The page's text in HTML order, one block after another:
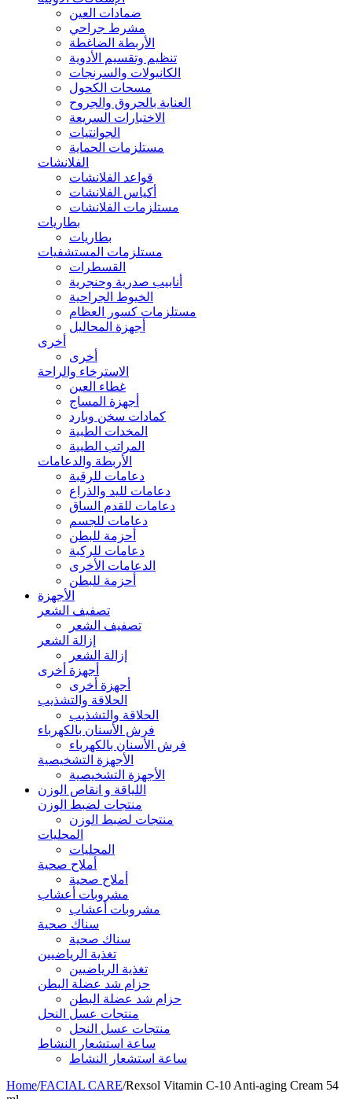
ضمادات العين
مشرط جراحي
الأربطة الضاغطة
تنظيم وتقسيم الأدوية
الكانيولات والسرنجات
مسحات الكحول
العناية بالحروق والجروح
الاختبارات السريعة
الجوانتيات
مستلزمات الحماية
الفلانشات
قواعد الفلانشات
أكياس الفلانشات
مستلزمات الفلانشات
بطاريات
بطاريات
مستلزمات المستشفيات
القسطرات
أنابيب صدرية وحنجرية
الخيوط الجراحية
مستلزمات كسور العظام
أجهزة المحاليل
أخرى
أخرى
الاسترخاء والراحة
غطاء العين
أجهزة المساج
كمادات سخن وبارد
المخدات الطبية
المراتب الطبية
الأربطة والدعامات
دعامات للرقبة
دعامات لليد والذراع
دعامات للقدم الساق
دعامات للجسم
أحزمة للبطن
دعامات للركبة
الدعامات الأخرى
أحزمة للبطن
الأجهزة
تصفيف الشعر
تصفيف الشعر
إزالة الشعر
إزالة الشعر
أجهزة أخرى
أجهزة أخرى
الحلاقة والتشذيب
الحلاقة والتشذيب
فرش الأسنان بالكهرباء
فرش الأسنان بالكهرباء
الأجهزة التشخيصية
الأجهزة التشخيصية
اللياقة و انقاص الوزن
منتجات لضبط الوزن
منتجات لضبط الوزن
المحليات
المحليات
أملاح صحية
أملاح صحية
مشروبات أعشاب
مشروبات أعشاب
سناك صحية
سناك صحية
تغذية الرياضيين
تغذية الرياضيين
حزام شد عضلة البطن
حزام شد عضلة البطن
منتجات عسل النحل
منتجات عسل النحل
ساعة استشعار النشاط
ساعة استشعار النشاط
Home/FACIAL CARE/Rexsol Vitamin C-10 Anti-aging Cream 54